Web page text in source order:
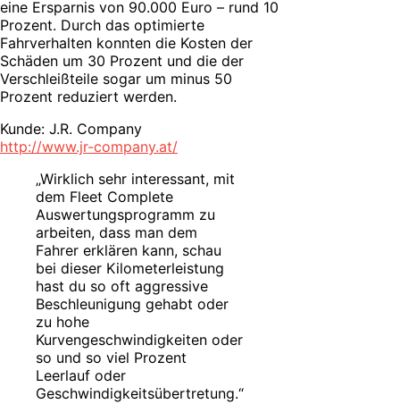
eine Ersparnis von 90.000 Euro – rund 10
Prozent. Durch das optimierte
Fahrverhalten konnten die Kosten der
Schäden um 30 Prozent und die der
Verschleißteile sogar um minus 50
Prozent reduziert werden.
Kunde: J.R. Company
http://www.jr-company.at/
„Wirklich sehr interessant, mit
dem Fleet Complete
Auswertungsprogramm zu
arbeiten, dass man dem
Fahrer erklären kann, schau
bei dieser Kilometerleistung
hast du so oft aggressive
Beschleunigung gehabt oder
zu hohe
Kurvengeschwindigkeiten oder
so und so viel Prozent
Leerlauf oder
Geschwindigkeitsübertretung.“